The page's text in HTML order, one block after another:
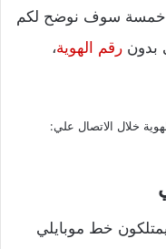
خمسة سوف نوضح لكم
بدون رقم الهوية،
خلال الاتصال علي:
خط موبايلي